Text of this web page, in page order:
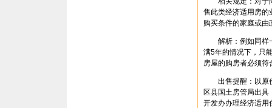
售此类经济适用房的
购买条件的家庭或
解析：例如同样一
满5年的情况下，只
房屋的购房者必须
出售提醒：以原价
区县国土房管局出
开发办办理经济适用